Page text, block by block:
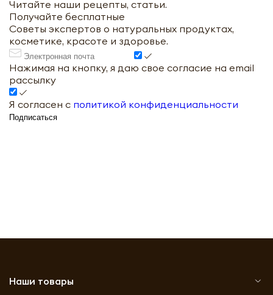
Читайте наши рецепты, статьи.
Получайте бесплатные
Советы экспертов о натуральных продуктах,
косметике, красоте и здоровье.
Нажимая на кнопку, я даю свое согласие на email
рассылку
Я согласен с политикой конфиденциальности
Подписаться
Наши товары